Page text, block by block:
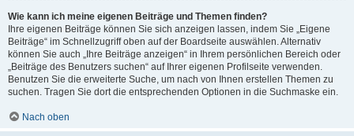
Wie kann ich meine eigenen Beiträge und Themen finden?
Ihre eigenen Beiträge können Sie sich anzeigen lassen, indem Sie „Eigene
Beiträge“ im Schnellzugriff oben auf der Boardseite auswählen. Alternativ
können Sie auch „Ihre Beiträge anzeigen“ in Ihrem persönlichen Bereich oder
„Beiträge des Benutzers suchen“ auf Ihrer eigenen Profilseite verwenden.
Benutzen Sie die erweiterte Suche, um nach von Ihnen erstellen Themen zu
suchen. Tragen Sie dort die entsprechenden Optionen in die Suchmaske ein.
Nach oben